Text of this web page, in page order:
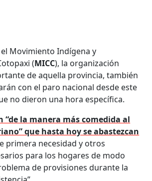
Movimiento Indígena y
(MICC), la organización
de aquella provincia, también
con el paro nacional desde este
no dieron una hora específica.
“de la manera más comedida al
que hasta hoy se abastezcan
primera necesidad y otros
para los hogares de modo
de provisiones durante la